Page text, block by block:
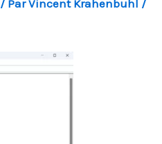
/ ParVincent Krahenbuhl /